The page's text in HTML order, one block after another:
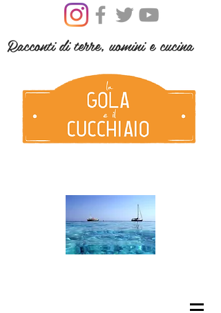
Racconti di terre, uomini e cucina